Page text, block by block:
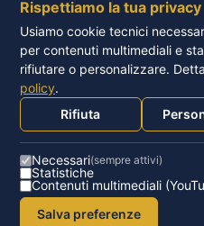
Ho letto e accetto
© FONDAZIONE ARPA –
Rispettiamo la tua privacy
Usiamo cookie tecnici
per contenuti multimediali e
rifiutare o personalizzare.
policy.
Rifiuta
Necessari(sempre attivi)
Statistiche
Contenuti multimediali
Salva preferenze